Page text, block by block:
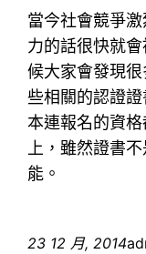
當今社會競爭
力的話很快就
候大家會發現
些相關的認證
本連報名的資
上，雖然證書
能。
23 12 月, 2014